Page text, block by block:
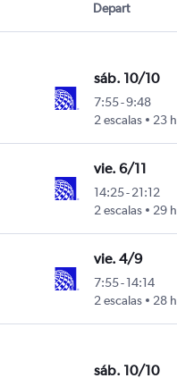
Depart
sáb. 10/10
7:55-9:48
2 escalas
23
vie. 6/11
14:25-21:12
2 escalas
29
vie. 4/9
7:55-14:14
2 escalas
28
sáb. 10/10